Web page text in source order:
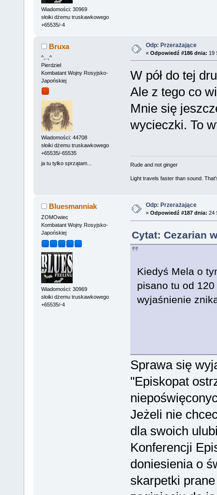
Wiadomości: 30969
słoiki dżemu truskawkowego
+65535/-4
Bruxa
^,..,^
Pierdziel
Kombatant Wojny Rosyjsko-
Japońskiej
Wiadomości: 44708
słoiki dżemu truskawkowego
+65535/-65535
ja tu tylko sprzątam...
Odp: Przerażające
« Odpowiedź #186 dnia: 19
W pół do tej
Ale z tego co
Mnie się
wycieczki. To
Rude and not ginger
Light travels faster than sound.
Bluesmanniak
ZOMOwiec
Kombatant Wojny Rosyjsko-
Japońskiej
Wiadomości: 30969
słoiki dżemu truskawkowego
+65535/-4
Odp: Przerażające
« Odpowiedź #187 dnia: 24
Cytat: Cezarian
Kiedyś Mela o
pisano tu od
wyjaśnienie
Sprawa się
"Episkopat
Jeżeli nie
dla swoich
Konferencji
doniesienia o
skarpetki